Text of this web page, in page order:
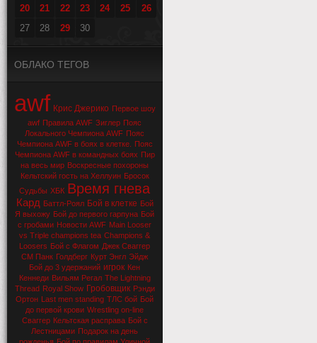
20
21 22 23 24 25
26
27
28 29 30
ОБЛАКО ТЕГОВ
awf Крис Джерико Первое шоу
awf Правила AWF Зиглер Пояс
Локального Чемпиона AWF Пояс
Чемпиона AWF в боях в клетке.
Пояс
Чемпиона AWF в командных боях Пир
на весь мир Воскресные похороны
Кельтский гость на Хеллуин Бросок
Судьбы ХБК Время гнева
Кард Баттл-Роял Бой в клетке Бой
Я выхожу Бой до первого гарпуна Бой
с гробами Новости AWF Main Looser
vs Triple champions tea Champions &
Loosers Бой с Флагом Джек Сваггер
СМ Панк Голдберг Курт Энгл Эйдж
Бой до 3 удержаний игрок Кен
Кеннеди Вильям Регал The Lightning
Thread Royal Show Гробовщик Рэнди
Ортон Last men standing ТЛС бой Бой
до первой крови Wrestling on-line
Сваггер Кельтская расправа Бой с
Лестницами Подарок на день